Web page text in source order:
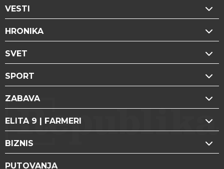
VESTI
HRONIKA
SVET
SPORT
ZABAVA
ELITA 9 | FARMERI
BIZNIS
PUTOVANJA